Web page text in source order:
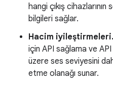
hangi çıkış
bilgileri sağlar.
Hacim iyileştirmeleri.
için API sağlama ve
üzere ses seviyesini
etme olanağı sunar.